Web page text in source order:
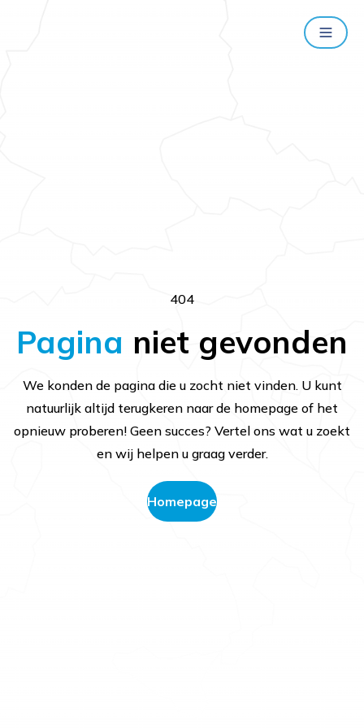
404
Pagina niet gevonden
We konden de pagina die u zocht niet vinden. U kunt
natuurlijk altijd terugkeren naar de homepage of het
opnieuw proberen! Geen succes? Vertel ons wat u zoekt
en wij helpen u graag verder.
Homepage